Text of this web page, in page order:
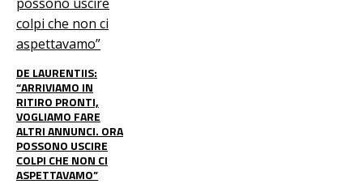
DE LAURENTIIS:
“ARRIVIAMO IN
RITIRO PRONTI,
VOGLIAMO FARE
ALTRI ANNUNCI. ORA
POSSONO USCIRE
COLPI CHE NON CI
ASPETTAVAMO”